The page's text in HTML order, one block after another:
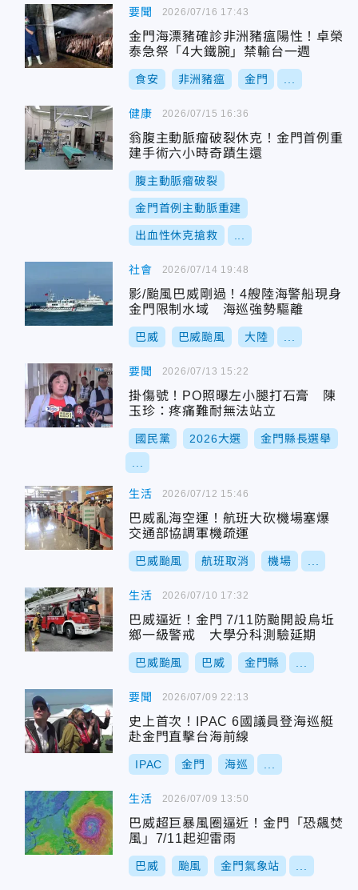
要聞
金門海漂豬確診非洲豬瘟陽性！卓榮
泰急祭「4大鐵腕」禁輸台一週
食安 非洲豬瘟 金門
2026/07/16 17:43
健康
翁腹主動脈瘤破裂休克！金門首例重
建手術六小時奇蹟生還
腹主動脈瘤破裂
金門首例主動脈重建
出血性休克搶救
2026/07/15 16:36
社會
影/颱風巴威剛過！4艘陸海警船現身
金門限制水域 海巡強勢驅離
巴威 巴威颱風 大陸
2026/07/14 19:48
要聞
掛傷號！PO照曝左小腿打石膏 陳
玉珍：疼痛難耐無法站立
國民黨 2026大選 金門縣長選舉
2026/07/13 15:22
生活
巴威亂海空運！航班大砍機場塞爆
交通部協調軍機疏運
巴威颱風 航班取消 機場
2026/07/12 15:46
生活
巴威逼近！金門 7/11防颱開設烏坵
鄉一級警戒 大學分科測驗延期
巴威颱風 巴威 金門縣
2026/07/10 17:32
要聞
史上首次！IPAC 6國議員登海巡艇
赴金門直擊台海前線
IPAC 金門 海巡
2026/07/09 22:13
生活
巴威超巨暴風圈逼近！金門「恐飆焚
風」7/11起迎雷雨
巴威 颱風 金門氣象站
2026/07/09 13:50